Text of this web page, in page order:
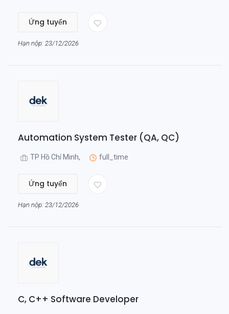
Ứng tuyển
Hạn nộp: 23/12/2026
Automation System Tester (QA, QC)
TP Hồ Chí Minh, full_time
Ứng tuyển
Hạn nộp: 23/12/2026
C, C++ Software Developer